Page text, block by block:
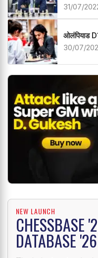
31/07/
ओलंपियाड
30/07/
NEW LAUNCH
CHESSBASE
DATABASE '26